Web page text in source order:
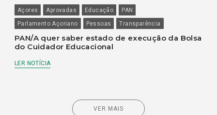
Açores Aprovadas Educação
PAN
Parlamento Açoriano
Pessoas Transparência
PAN/A quer saber estado de execução da Bolsa
do Cuidador Educacional
LER NOTÍCIA
VER MAIS